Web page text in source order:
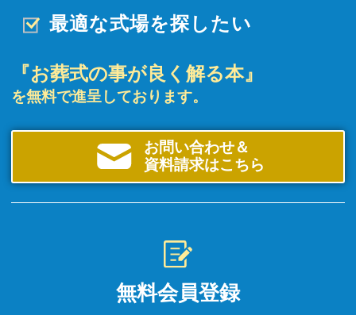
最適な式場を探したい
『お葬式の事が良く解る本』
を無料で進呈しております。
お問い合わせ＆
資料請求はこちら
無料会員登録